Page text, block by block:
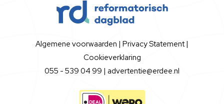
Algemene voorwaarden | Privacy Statement|
Cookieverklaring
055 - 539 04 99 | advertentie@erdee.nl